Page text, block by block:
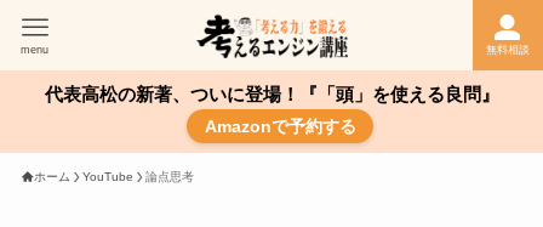
無料相談
menu
代表高松の新著、ついに登場！『「頭」を使える良問』
Amazonで予約する
ホーム YouTube 論点思考